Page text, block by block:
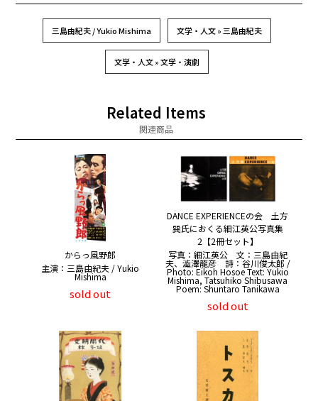
三島由紀夫 / Yukio Mishima 文学・人文 » 三島由紀夫
文学・人文 » 文学・演劇
Related Items
関連商品
からっ風野郎
主演：三島由紀夫 / Yukio
Mishima
sold out
DANCE EXPERIENCEの会 土方
巽氏におくる細江英公写真集
2【2冊セット】
写真：細江英公 文：三島由紀
夫、澁澤龍彦 詩：谷川俊太郎 /
Photo: Eikoh Hosoe Text: Yukio
Mishima, Tatsuhiko Shibusawa
Poem: Shuntaro Tanikawa
sold out